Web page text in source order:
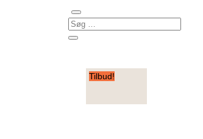
Tilbud!